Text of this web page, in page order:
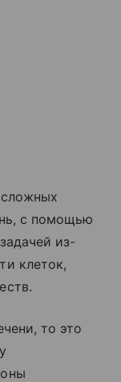
с помощью
из-
клеток,
то это